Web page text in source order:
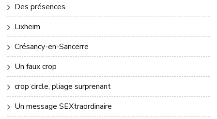
Des présences
Lixheim
Crésancy-en-Sancerre
Un faux crop
crop circle, pliage surprenant
Un message SEXtraordinaire